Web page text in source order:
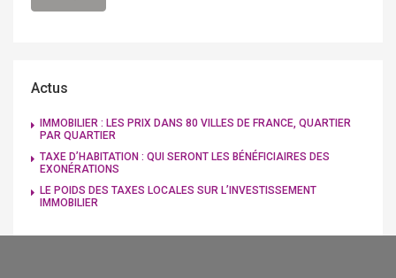
Actus
IMMOBILIER : LES PRIX DANS 80 VILLES DE FRANCE, QUARTIER
PAR QUARTIER
TAXE D’HABITATION : QUI SERONT LES BÉNÉFICIAIRES DES
EXONÉRATIONS
LE POIDS DES TAXES LOCALES SUR L’INVESTISSEMENT
IMMOBILIER